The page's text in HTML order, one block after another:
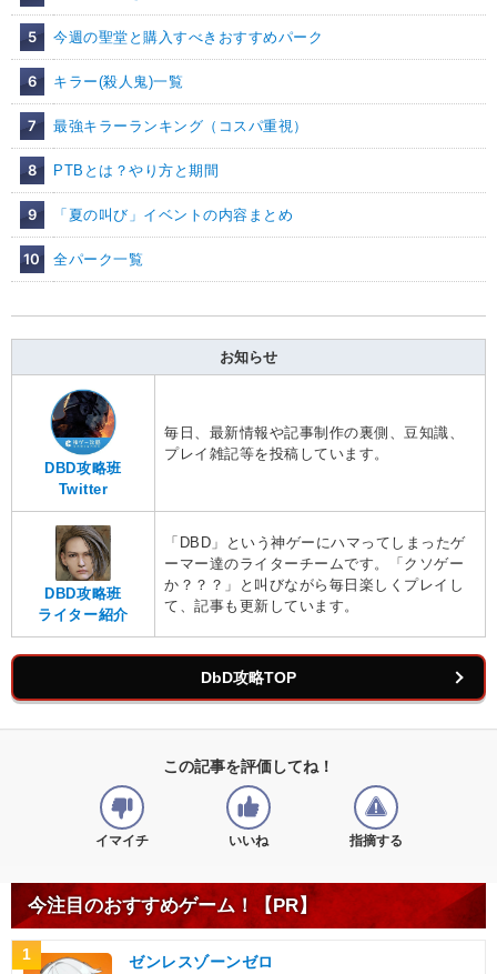
5 今週の聖堂と購入すべきおすすめパーク
6 キラー(殺人鬼)一覧
7 最強キラーランキング（コスパ重視）
8 PTBとは？やり方と期間
9 「夏の叫び」イベントの内容まとめ
10 全パーク一覧
お知らせ
DBD攻略班
Twitter
毎日、最新情報や記事制作の裏側、豆知識、
プレイ雑記等を投稿しています。
DBD攻略班
ライター紹介
「DBD」という神ゲーにハマってしまったゲ
ーマー達のライターチームです。「クソゲー
か？？？」と叫びながら毎日楽しくプレイし
て、記事も更新しています。
DbD攻略TOP
この記事を評価してね！
イマイチ いいね 指摘する
今注目のおすすめゲーム！【PR】
1 ゼンレスゾーンゼロ